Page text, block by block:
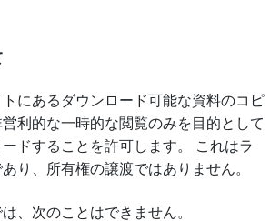
にあるダウンロード可能な資料のコピ
利的な一時的な閲覧のみを目的として
ドすることを許可します。 これはラ
り、所有権の譲渡ではありません。
、次のことはできません。